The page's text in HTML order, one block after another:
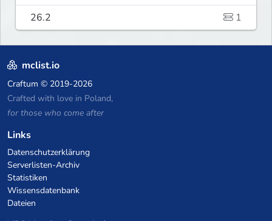
26.2
1
mclist.io
Craftum © 2019-2026
Crafted with love in Poland,
for those who come after
Links
Datenschutzerklärung
Serverlisten-Archiv
Statistiken
Wissensdatenbank
Dateien